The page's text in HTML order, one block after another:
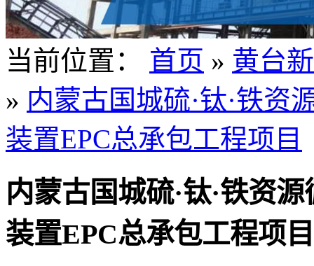
当前位置： 首页 » 黄台
» 内蒙古国城硫·钛·铁资
装置EPC总承包工程项目
内蒙古国城硫·钛·铁资
装置EPC总承包工程项目